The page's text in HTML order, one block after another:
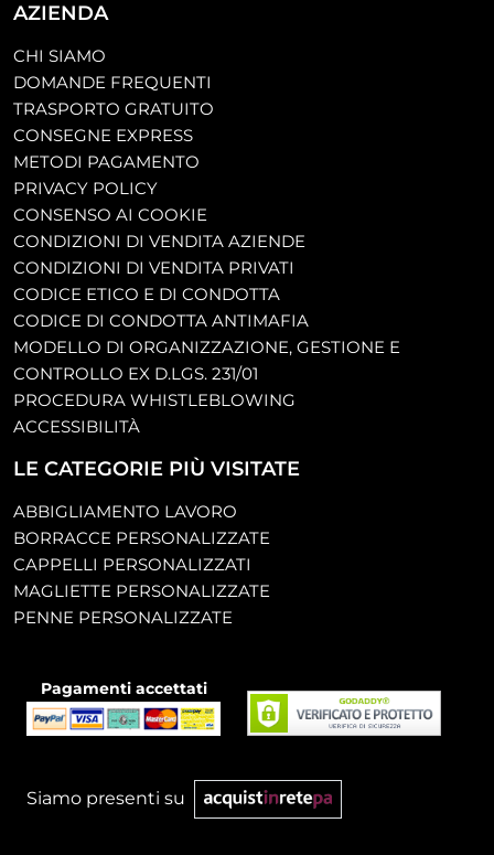
AZIENDA
CHI SIAMO
DOMANDE FREQUENTI
TRASPORTO GRATUITO
CONSEGNE EXPRESS
METODI PAGAMENTO
PRIVACY POLICY
CONSENSO AI COOKIE
CONDIZIONI DI VENDITA AZIENDE
CONDIZIONI DI VENDITA PRIVATI
CODICE ETICO E DI CONDOTTA
CODICE DI CONDOTTA ANTIMAFIA
MODELLO DI ORGANIZZAZIONE, GESTIONE E
CONTROLLO EX D.LGS. 231/01
PROCEDURA WHISTLEBLOWING
ACCESSIBILITÀ
LE CATEGORIE PIÙ VISITATE
ABBIGLIAMENTO LAVORO
BORRACCE PERSONALIZZATE
CAPPELLI PERSONALIZZATI
MAGLIETTE PERSONALIZZATE
PENNE PERSONALIZZATE
Pagamenti accettati
Siamo presenti su